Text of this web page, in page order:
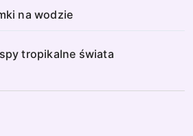
na wodzie
tropikalne świata